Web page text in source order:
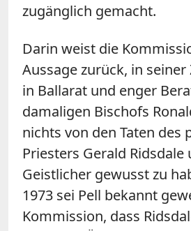
zugänglich gemacht.
Darin weist die
Aussage zurück, in
in Ballarat und enger
damaligen Bischofs
nichts von den Taten des
Priesters Gerald
Geistlicher gewusst zu
1973 sei Pell bekannt
Kommission, dass